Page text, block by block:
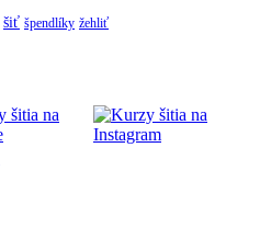
šiť špendlíky žehliť